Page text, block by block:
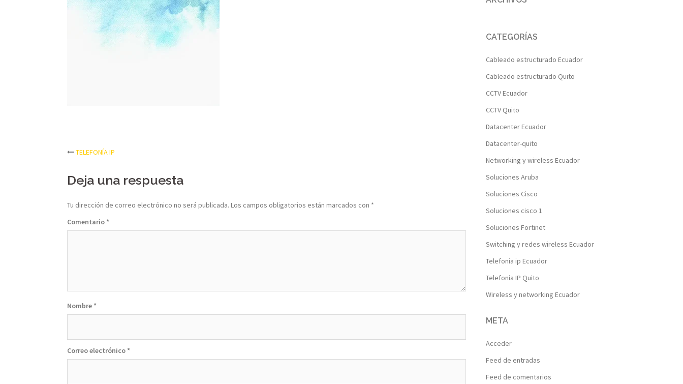
Post
navigation
TELEFONÍA IP
Deja una respuesta
Tu dirección de correo electrónico no será publicada. Los campos obligatorios están marcados con *
Comentario *
Nombre *
Correo electrónico *
CATEGORÍAS
Cableado estructurado Ecuador
Cableado estructurado Quito
CCTV Ecuador
CCTV Quito
Datacenter Ecuador
Datacenter-quito
Networking y wireless Ecuador
Soluciones Aruba
Soluciones Cisco
Soluciones cisco 1
Soluciones Fortinet
Switching y redes wireless Ecuador
Telefonia ip Ecuador
Telefonia IP Quito
Wireless y networking Ecuador
META
Acceder
Feed de entradas
Feed de comentarios